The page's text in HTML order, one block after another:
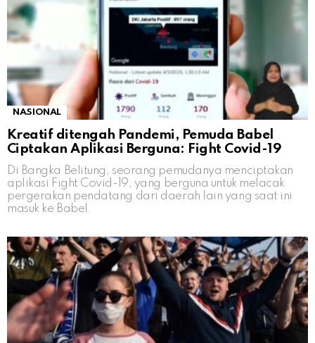
NASIONAL
Kreatif ditengah Pandemi, Pemuda Babel
Ciptakan Aplikasi Berguna: Fight Covid-19
Di Bangka Belitung, seorang pemudanya menciptakan
aplikasi Fight Covid-19, yang berguna untuk melacak
pergerakan pendatang dari daerah lain yang saat ini
masuk ke Babel.